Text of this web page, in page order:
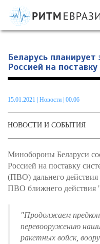
Информационно-
проблемам интеграции на
Беларусь
Россией на
15.01.2021 Новости | 00.06
НОВОСТИ И СОБЫТИЯ
Минобороны Беларуси
Россией на поставку
(ПВО) дальнего
ПВО ближнего действия
"Продолжаем
перевооружению
ракетных войск,